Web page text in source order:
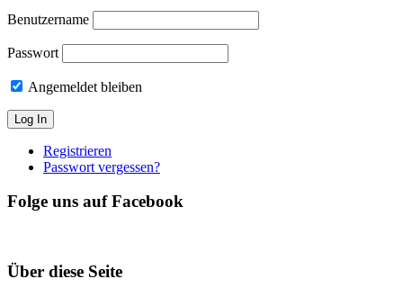
Benutzername
Passwort
Angemeldet bleiben
Registrieren
Passwort vergessen?
Folge uns auf Facebook
Über diese Seite